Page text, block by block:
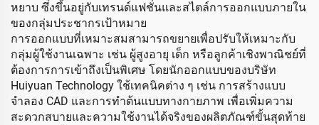
หยาบ ซึ่งขึ้นอยู่กับเทรนด์แฟชั่นและสไตล์การออกแบบภายใน
ของกลุ่มประชากรเป้าหมาย
การออกแบบที่เหมาะสมสามารถขยายเพื่อปรับให้เหมาะกับ
กลุ่มผู้ใช้งานเฉพาะ เช่น ผู้สูงอายุ เด็ก หรือลูกค้าเชิงพาณิชย์ที่
ต้องการการเข้าถึงเป็นพิเศษ โดยนักออกแบบของบริษัท
Huiyuan Technology ใช้เทคนิคต่าง ๆ เช่น การสร้างแบบ
จำลอง CAD และการทำต้นแบบทางกายภาพ เพื่อเพิ่มความ
สะดวกสบายและความใช้งานได้จริงของผลิตภัณฑ์ขั้นสุดท้าย